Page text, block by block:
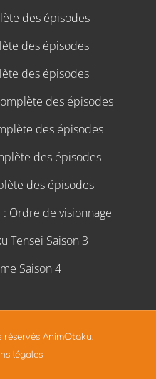
des épisodes
des épisodes
des épisodes
des épisodes
des épisodes
des épisodes
des épisodes
Ordre de visionnage
Tensei Saison 3
Saison 4
réservés AnimOtaku.
légales